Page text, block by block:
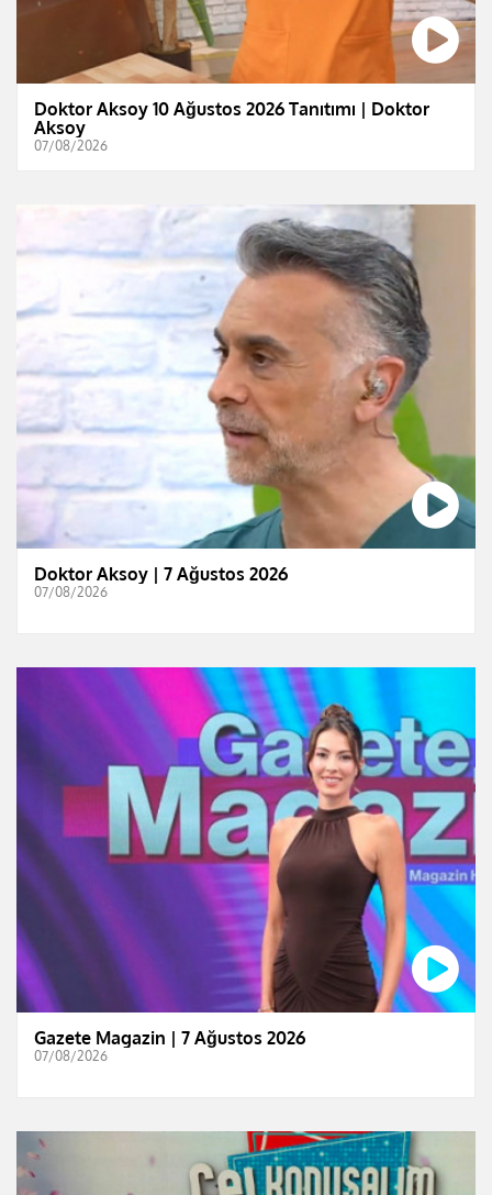
Doktor Aksoy 10 Ağustos 2026 Tanıtımı | Doktor
Aksoy
07/08/2026
Doktor Aksoy | 7 Ağustos 2026
07/08/2026
Gazete Magazin | 7 Ağustos 2026
07/08/2026